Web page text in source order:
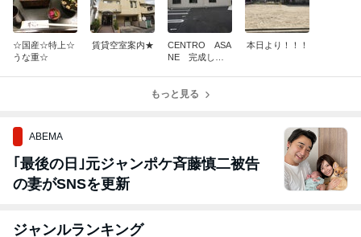
☆国産☆特上☆
うな重☆
賃貸空室案内★
CENTRO ASA
NE 完成しま
本日より！！！
もっと見る
ABEMA
｢最後の日｣元ジャンポケ斉藤慎二被告
の妻がSNSを更新
ジャンルランキング